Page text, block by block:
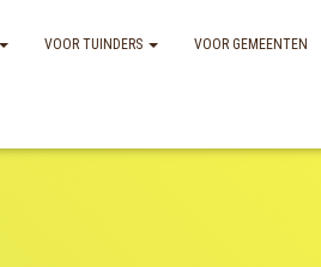
VOOR TUINDERS VOOR GEMEENTEN